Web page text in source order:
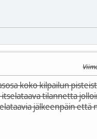
koko kilpailun
tilannetta
jälkeenpäin että